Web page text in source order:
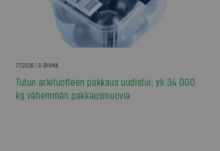
7.7.2026 | S-RYHMÄ
Tutun arkituotteen pakkaus uudistui: yli 34 000
kg vähemmän pakkausmuovia